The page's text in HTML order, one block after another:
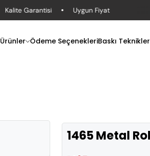
Kalite Garantisi Uygun Fiyat
Ürünler Ödeme SeçenekleriBaskı
1465 Metal